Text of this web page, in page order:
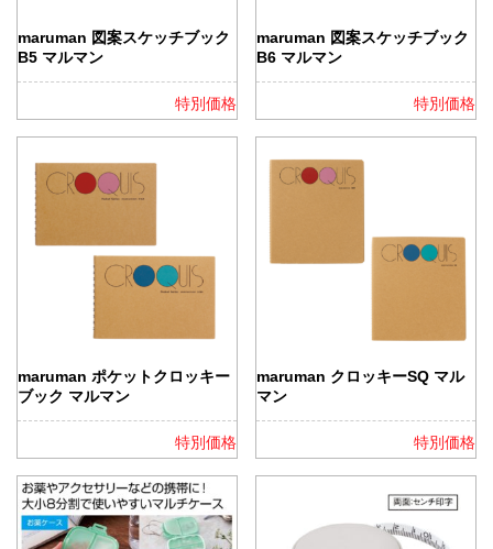
maruman 図案スケッチブック
B5 マルマン
特別価格
maruman 図案スケッチブック
B6 マルマン
特別価格
maruman ポケットクロッキー
ブック マルマン
特別価格
maruman クロッキーSQ マル
マン
特別価格